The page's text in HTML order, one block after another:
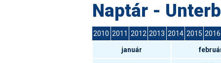
Naptár -
2010 2011 2012 2013 2014 2015 2016
január